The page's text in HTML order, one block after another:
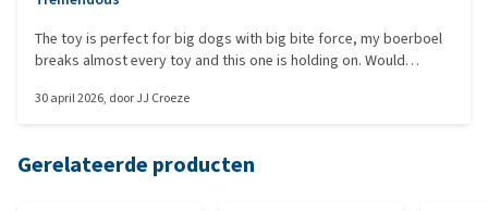
The toy is perfect for big dogs with big bite force, my boerboel
breaks almost every toy and this one is holding on. Would
30 april 2026, doorJJ Croeze
Gerelateerde producten